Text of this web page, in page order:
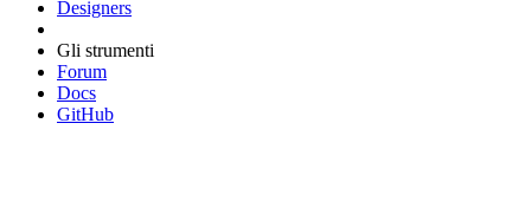
Designers
Gli strumenti
Forum
Docs
GitHub